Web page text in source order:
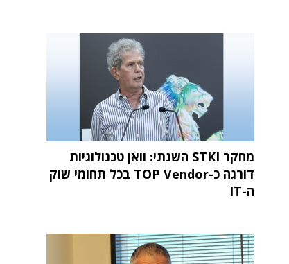
מחקר STKI השנתי: וואן טכנולוגיות
דורגה כ-TOP Vendor בכל תחומי שוק
ה-IT